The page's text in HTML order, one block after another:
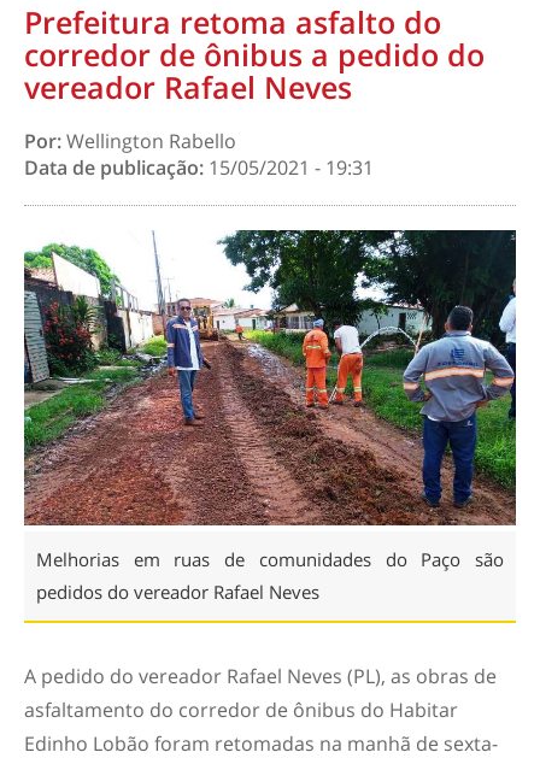
Prefeitura retoma asfalto do
corredor de ônibus a pedido do
vereador Rafael Neves
Por:Wellington Rabello
Data de publicação: 15/05/2021 - 19:31
Melhorias em ruas de comunidades do Paço são
pedidos do vereador Rafael Neves
A pedido do vereador Rafael Neves (PL), as obras de
asfaltamento do corredor de ônibus do Habitar
Edinho Lobão foram retomadas na manhã de sexta-